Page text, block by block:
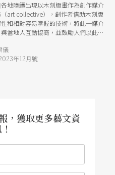
地陸續出現以木刻版畫作為創作媒介
art collective），創作者借助木刻版
和相對容易掌握的技術，將此一媒介
當地人互動協商，並鼓勵人們以此媒
韓國、台灣、香港、菲律賓等地，面
可歸納為後殖民和資本主義矛盾下的
儀
年12月號
，獲取更多藝文資